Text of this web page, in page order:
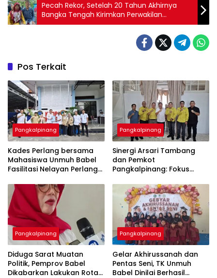
Pecah Rekor, Setelah 20 Tahun Akhirnya
Bangka Tengah Kirimkan Perwakilan
Paskibraka ke Nasional
Pos Terkait
Pangkalpinang
Kades Perlang bersama
Mahasiswa Unmuh Babel
Fasilitasi Nelayan Perlang
di KSOP Pangkalbalam
Pangkalpinang
‎Sinergi Arsari Tambang
dan Pemkot
Pangkalpinang: Fokus
Pangkalpinang
‎Diduga Sarat Muatan
Politik, Pemprov Babel
Dikabarkan Lakukan Rotasi
Pangkalpinang
‎Gelar Akhirussanah dan
Pentas Seni, TK Unmuh
Babel Dinilai Berhasil